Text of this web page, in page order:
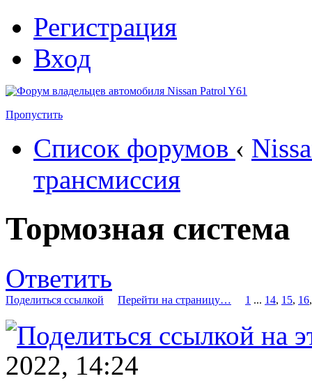
Регистрация
Вход
Пропустить
Список форумов ‹
трансмиссия
Тормозная система
Ответить
Поделиться ссылкой Перейти на страницу… 1 ... 14, 15, 16
2022, 14:24